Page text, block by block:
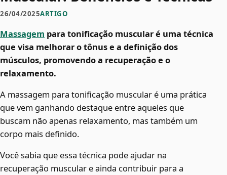
26/04/2025ARTIGO
Massagem para tonificação muscular é uma técnica
que visa melhorar o tônus e a definição dos
músculos, promovendo a recuperação e o
relaxamento.
A massagem para tonificação muscular é uma prática
que vem ganhando destaque entre aqueles que
buscam não apenas relaxamento, mas também um
corpo mais definido.
Você sabia que essa técnica pode ajudar na
recuperação muscular e ainda contribuir para a